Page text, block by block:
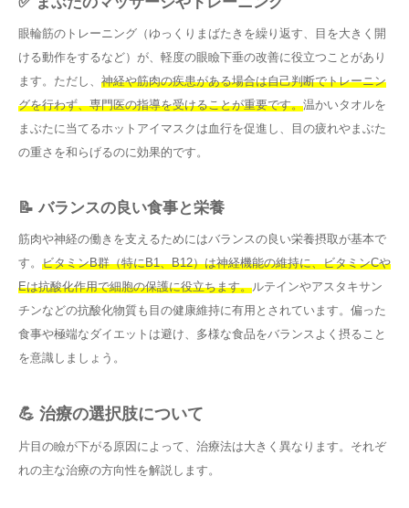
眼輪筋のトレーニング（ゆっくりまばたきを繰り返す、目を大きく開
ける動作をするなど）が、軽度の眼瞼下垂の改善に役立つことがあり
ます。ただし、 神経や筋肉の疾患がある場合は自己判断でトレーニン
グを行わず、専門医の指導を受けることが重要です。温かいタオルを
まぶたに当てるホットアイマスクは血行を促進し、目の疲れやまぶた
の重さを和らげるのに効果的です。
📝 バランスの良い食事と栄養
筋肉や神経の働きを支えるためにはバランスの良い栄養摂取が基本で
す。 ビタミンB群（特にB1、B12）は神経機能の維持に、ビタミンCや
Eは抗酸化作用で細胞の保護に役立ちます。ルテインやアスタキサン
チンなどの抗酸化物質も目の健康維持に有用とされています。偏った
食事や極端なダイエットは避け、多様な食品をバランスよく摂ること
を意識しましょう。
💪 治療の選択肢について
片目の瞼が下がる原因によって、治療法は大きく異なります。それぞ
れの主な治療の方向性を解説します。